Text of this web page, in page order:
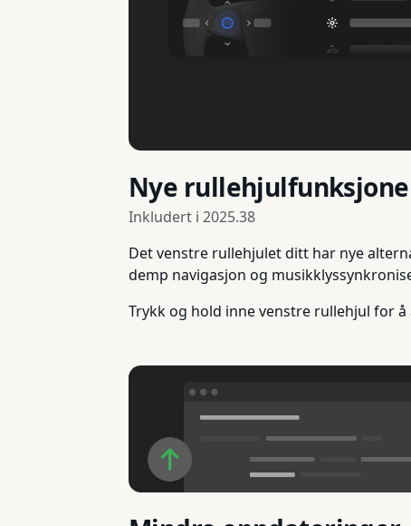
Nye
Inkludert i 2025.38
Det venstre rullehjulet ditt har nye
demp navigasjon og
Trykk og hold inne venstre rullehjul for å